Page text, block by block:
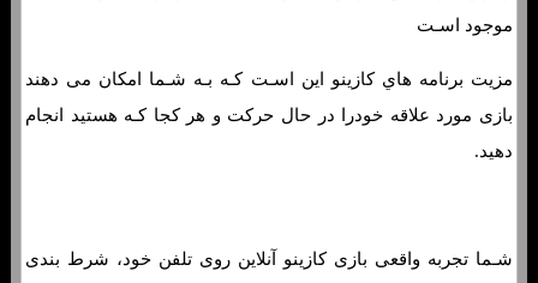
موجود اسـت
مزیت برنامه هاي‌ کازینو این اسـت کـه بـه شـما امکان می دهند
بازی مورد علاقه خودرا در حال حرکت و هر کجا کـه هستید انجام
دهید.
شـما تجربه واقعی بازی کازینو آنلاین روی تلفن خود، شرط بندی